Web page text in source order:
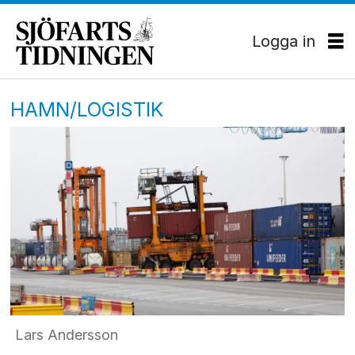
Logga in
HAMN/LOGISTIK
Lars Andersson